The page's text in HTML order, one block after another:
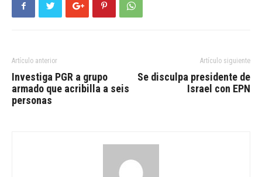
Artículo anterior
Investiga PGR a grupo
armado que acribilla a seis
personas
Artículo siguiente
Se disculpa presidente de
Israel con EPN